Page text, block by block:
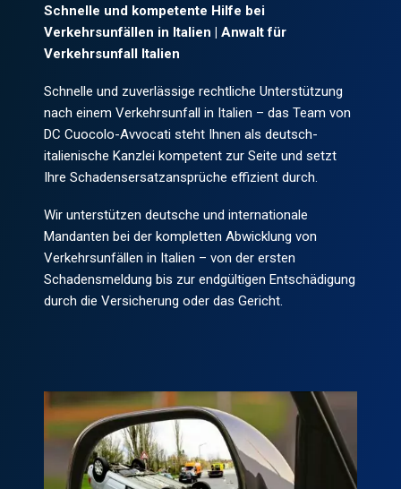
Schnelle und kompetente Hilfe bei
Verkehrsunfällen in Italien | Anwalt für
Verkehrsunfall Italien
Schnelle und zuverlässige rechtliche Unterstützung
nach einem Verkehrsunfall in Italien – das Team von
DC Cuocolo-Avvocati steht Ihnen als deutsch-
italienische Kanzlei kompetent zur Seite und setzt
Ihre Schadensersatzansprüche effizient durch.
Wir unterstützen deutsche und internationale
Mandanten bei der kompletten Abwicklung von
Verkehrsunfällen in Italien – von der ersten
Schadensmeldung bis zur endgültigen Entschädigung
durch die Versicherung oder das Gericht.